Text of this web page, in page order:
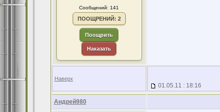
Сообщений: 141
ПООЩРЕНИЙ: 2
Поощрить
Наказать
Наверх
01.05.11 : 18:16
Андрей980